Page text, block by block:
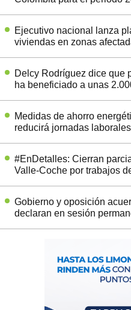
Ejecutivo nacional lanza
viviendas en zonas
Delcy Rodríguez dice que
ha beneficiado a unas
Medidas de ahorro
reducirá jornadas
#EnDetalles: Cierran
Valle-Coche por trabajos
Gobierno y oposición
declaran en sesión